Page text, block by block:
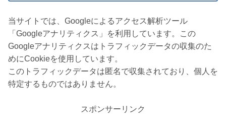
当サイトでは、Googleによるアクセス解析ツール
「Googleアナリティクス」を利用しています。この
Googleアナリティクスはトラフィックデータの収集のた
めにCookieを使用しています。
このトラフィックデータは匿名で収集されており、個人を
特定するものではありません。
スポンサーリンク